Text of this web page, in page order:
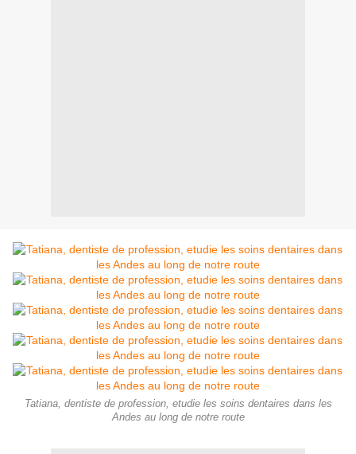
Tatiana, dentiste de profession, etudie les soins dentaires dans les
Andes au long de notre route